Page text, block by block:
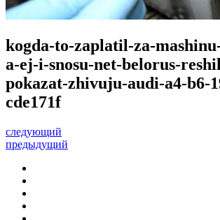
kogda-to-zaplatil-za-
a-ej-i-snosu-net-belorus-
pokazat-zhivuju-audi-a4-b6-
cde171f
следующий
предыдущий